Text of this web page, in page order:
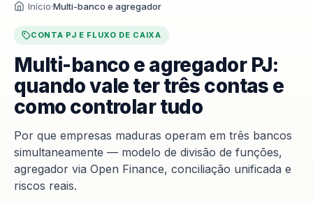
Início·Multi-banco e agregador
CONTA PJ E FLUXO DE CAIXA
Multi-banco e agregador PJ:
quando vale ter três contas e
como controlar tudo
Por que empresas maduras operam em três bancos
simultaneamente — modelo de divisão de funções,
agregador via Open Finance, conciliação unificada e
riscos reais.